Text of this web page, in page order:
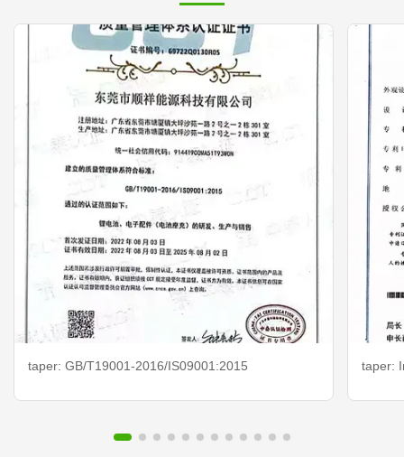
taper: GB/T19001-2016/IS09001:2015 taper: